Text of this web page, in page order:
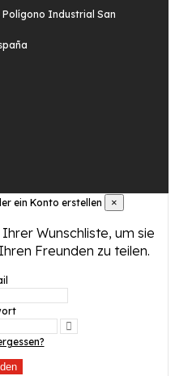
Polígono Industrial San
ein Konto erstellen ×
Wunschliste, um sie
Freunden zu teilen.